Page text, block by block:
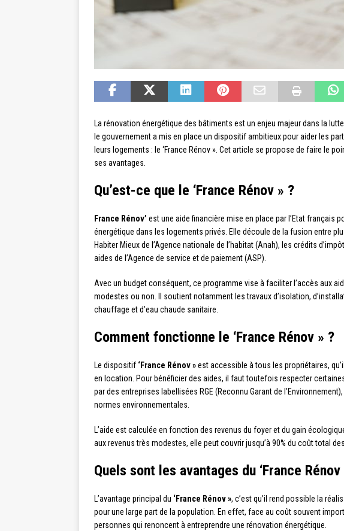
La rénovation énergétique des bâtiments est un enjeu majeur dans la
le gouvernement a mis en place un dispositif ambitieux pour aider les
leurs logements : le ‘France Rénov ». Cet article se propose de faire le
ses avantages.
Qu’est-ce que le ‘France Rénov » ?
France Rénov’ est une aide financière mise en place par l’Etat français
énergétique dans les logements privés. Elle découle de la fusion entre
Habiter Mieux de l’Agence nationale de l’habitat (Anah), les crédits
aides de l’Agence de service et de paiement (ASP).
Avec un budget conséquent, ce programme vise à faciliter l’accès aux
modestes ou non. Il soutient notamment les travaux d’isolation,
chauffage et d’eau chaude sanitaire.
Comment fonctionne le ‘France Rénov » ?
Le dispositif ‘France Rénov »est accessible à tous les propriétaires,
en location. Pour bénéficier des aides, il faut toutefois respecter
par des entreprises labellisées RGE (Reconnu Garant de
normes environnementales.
L’aide est calculée en fonction des revenus du foyer et du gain
aux revenus très modestes, elle peut couvrir jusqu’à 90% du coût total
Quels sont les avantages du ‘France Rénov
L’avantage principal du ‘France Rénov », c’est qu’il rend possible la
pour une large part de la population. En effet, face au coût souvent
personnes qui renoncent à entreprendre une rénovation énergétique.